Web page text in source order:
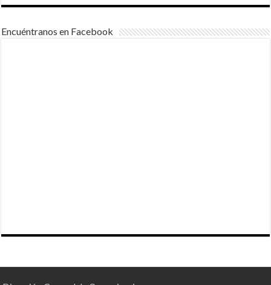
Encuéntranos en Facebook